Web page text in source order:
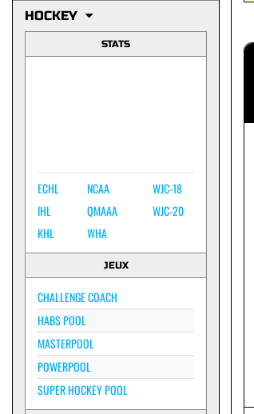
HOCKEY
STATS
ECHL
IHL
KHL
NCAA
QMAAA
WHA
WJC-18
WJC-20
JEUX
CHALLENGE COACH
HABS POOL
MASTERPOOL
POWERPOOL
SUPER HOCKEY POOL